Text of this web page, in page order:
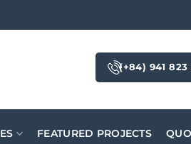
(+84) 941 823
FEATURED PROJECTS